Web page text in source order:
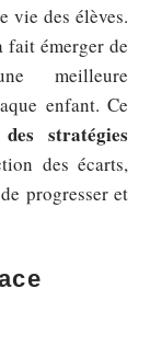
vie des élèves.
fait émerger de
meilleure
enfant. Ce
stratégies
des écarts,
progresser et